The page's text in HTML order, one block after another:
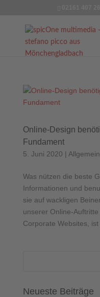
Online-Design
Fundament
5. Juni 2020 | Allgemein
Was nützen die beste
Informationen und
sie auf wackligen
unserer Online-
Corporate Websites,
Neueste Beiträge